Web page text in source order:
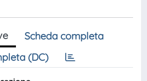
Scheda completa
(DC)